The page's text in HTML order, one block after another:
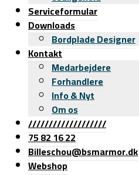
Serviceformular
Downloads
Bordplade Designer
Kontakt
Medarbejdere
Forhandlere
Info & Nyt
Om os
///////////////////
75 82 16 22
Billeschou@bsmarmor.dk
Webshop